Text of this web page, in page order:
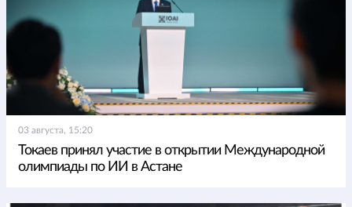
03 августа, 15:20
Токаев принял участие в открытии Международной
олимпиады по ИИ в Астане